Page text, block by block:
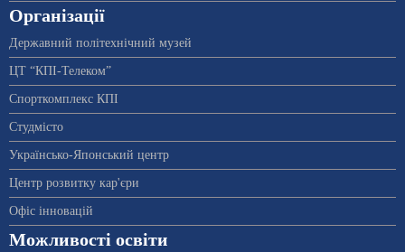
Організації
Державний політехнічний музей
ЦТ “КПІ-Телеком”
Спорткомплекс КПІ
Студмісто
Українсько-Японський центр
Центр розвитку кар'єри
Офіс інновацій
Можливості освіти